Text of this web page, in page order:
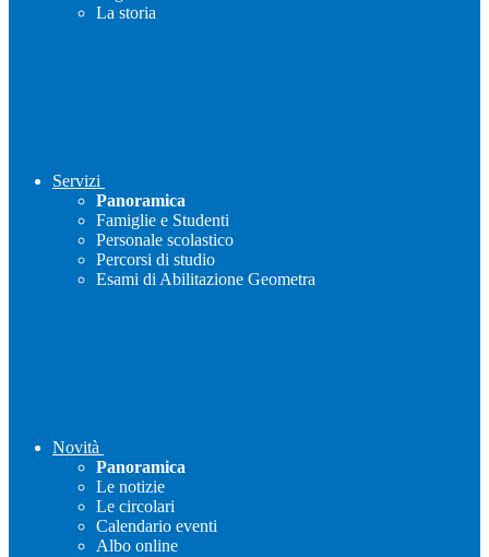
La storia
Servizi
Panoramica
Famiglie e Studenti
Personale scolastico
Percorsi di studio
Esami di Abilitazione Geometra
Novità
Panoramica
Le notizie
Le circolari
Calendario eventi
Albo online